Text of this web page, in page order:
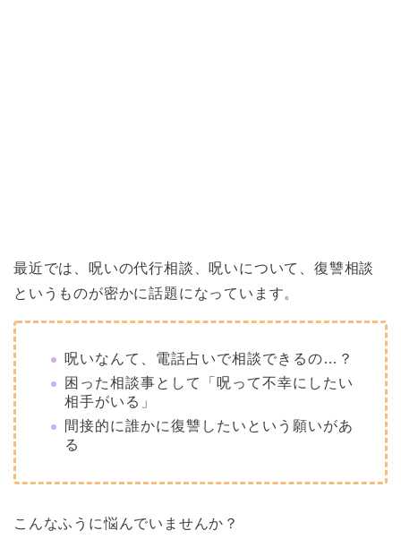
最近では、呪いの代行相談、呪いについて、復讐相談
というものが密かに話題になっています。
呪いなんて、電話占いで相談できるの…？
困った相談事として「呪って不幸にしたい
相手がいる」
間接的に誰かに復讐したいという願いがあ
る
こんなふうに悩んでいませんか？